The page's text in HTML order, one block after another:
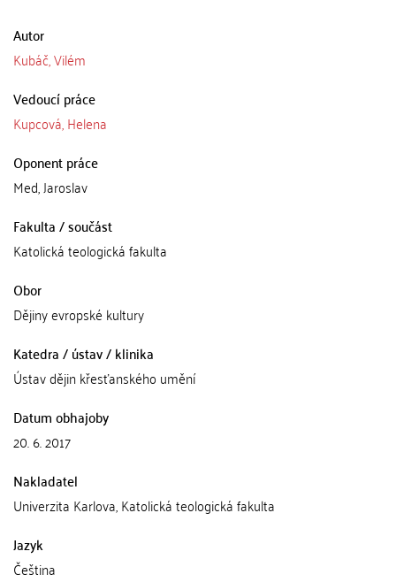
Autor
Kubáč, Vilém
Vedoucí práce
Kupcová, Helena
Oponent práce
Med, Jaroslav
Fakulta / součást
Katolická teologická fakulta
Obor
Dějiny evropské kultury
Katedra / ústav / klinika
Ústav dějin křesťanského umění
Datum obhajoby
20. 6. 2017
Nakladatel
Univerzita Karlova, Katolická teologická fakulta
Jazyk
Čeština